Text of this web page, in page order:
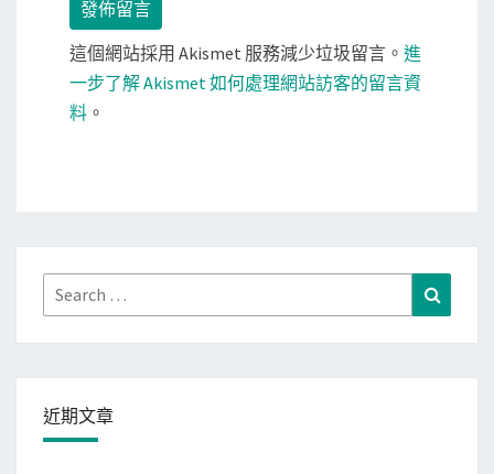
這個網站採用 Akismet 服務減少垃圾留言。 進
一步了解 Akismet 如何處理網站訪客的留言資
料 。
Search
for:
近期文章